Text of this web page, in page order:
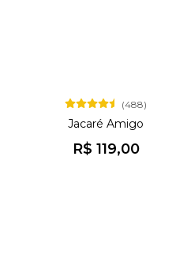
(488)
Jacaré Amigo
R$ 119,00